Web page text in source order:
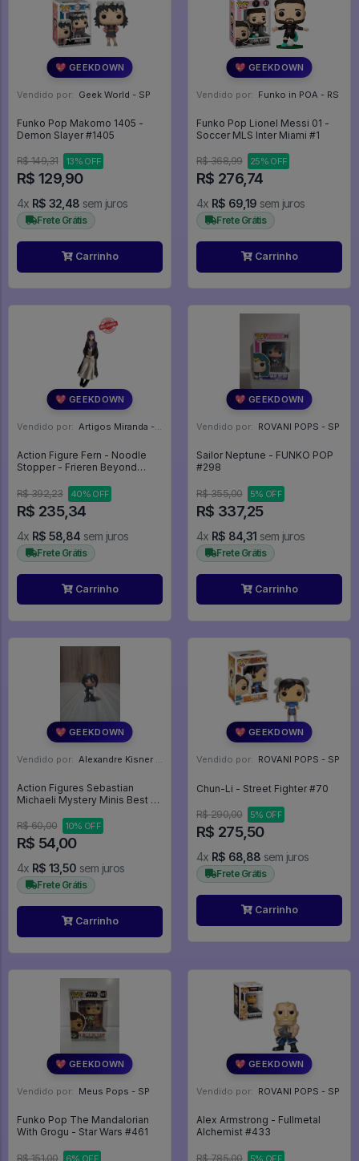
💖 GEEKDOWN
Vendido por: Geek World - SP
Funko Pop Makomo 1405 -
Demon Slayer #1405
R$ 149,31 13% OFF
R$ 129,90
4x R$ 32,48 sem juros
Frete Grátis
Carrinho
💖 GEEKDOWN
Vendido por: Funko in POA - RS
Funko Pop Lionel Messi 01 -
Soccer MLS Inter Miami #1
R$ 368,99 25% OFF
R$ 276,74
4x R$ 69,19 sem juros
Frete Grátis
Carrinho
💖 GEEKDOWN
Vendido por: Artigos Miranda - RJ
Action Figure Fern - Noodle
Stopper - Frieren Beyond
R$ 392,23
40% OFF
R$ 235,34
4x R$ 58,84 sem juros
Frete Grátis
Carrinho
💖 GEEKDOWN
Vendido por: ROVANI POPS - SP
Sailor Neptune - FUNKO POP
#298
R$ 355,00 5% OFF
R$ 337,25
4x R$ 84,31 sem juros
Frete Grátis
Carrinho
💖 GEEKDOWN
Vendido por: Alexandre Kisner - PR
Action Figures Sebastian
Michaeli Mystery Minis Best of
R$ 60,00
10% OFF
R$ 54,00
4x R$ 13,50 sem juros
Frete Grátis
Carrinho
💖 GEEKDOWN
Vendido por: ROVANI POPS - SP
Chun-Li - Street Fighter #70
R$ 290,00 5% OFF
R$ 275,50
4x R$ 68,88 sem juros
Frete Grátis
Carrinho
💖 GEEKDOWN
Vendido por: Meus Pops - SP
Funko Pop The Mandalorian
With Grogu - Star Wars #461
R$ 151,00 6% OFF
💖 GEEKDOWN
Vendido por: ROVANI POPS - SP
Alex Armstrong - Fullmetal
Alchemist #433
R$ 785,00 5% OFF